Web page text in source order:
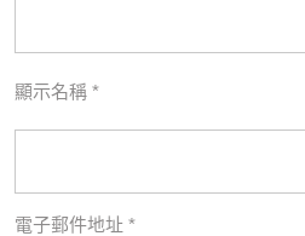
顯示名稱 *
電子郵件地址 *